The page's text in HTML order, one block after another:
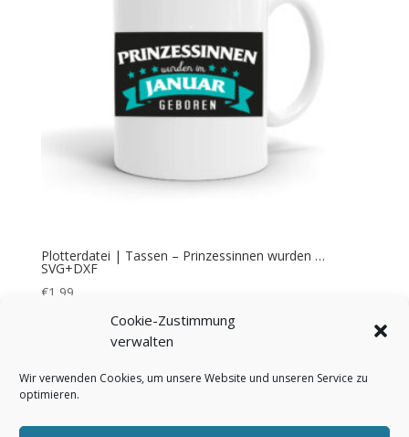
Cookie-Zustimmung
verwalten
Wir verwenden Cookies, um unsere Website und unseren Service zu
optimieren.
Plotterdatei | Tassen – Prinzessinnen wurden …
SVG+DXF
€1,99
AGB
Impressum Über mich Kontakt